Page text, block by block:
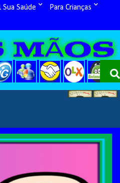
Sua Saúde
Para Crianças